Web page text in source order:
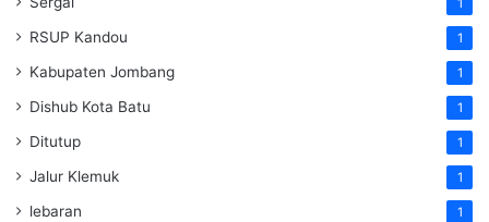
1
RSUP Kandou 1
Kabupaten Jombang 1
Dishub Kota Batu 1
Ditutup 1
Jalur Klemuk 1
lebaran 1